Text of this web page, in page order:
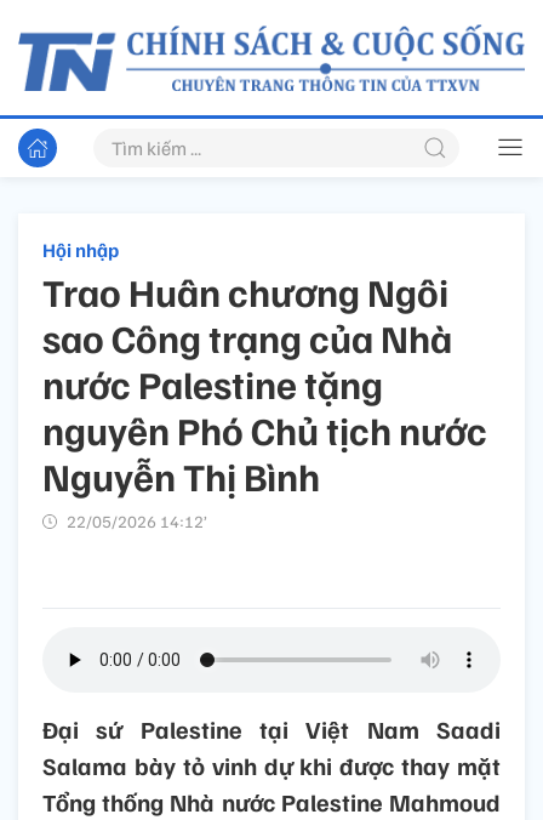
Hội nhập
Trao Huân chương Ngôi
sao Công trạng của Nhà
nước Palestine tặng
nguyên Phó Chủ tịch nước
Nguyễn Thị Bình
22/05/2026 14:12’
Đại sứ Palestine tại Việt Nam Saadi
Salama bày tỏ vinh dự khi được thay mặt
Tổng thống Nhà nước Palestine Mahmoud